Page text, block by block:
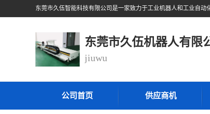
东莞市久伍机器人有限
jiuwu
公司首页 供应商机